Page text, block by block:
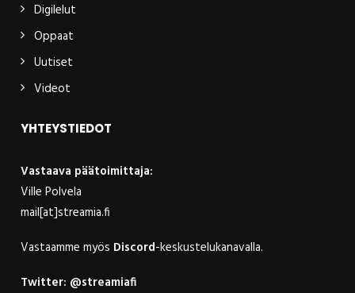
Digilelut
Oppaat
Uutiset
Videot
YHTEYSTIEDOT
Vastaava päätoimittaja:
Ville Polvela
mail[at]streamia.fi
Vastaamme myös Discord-keskustelukanavalla.
Twitter: @streamiafi